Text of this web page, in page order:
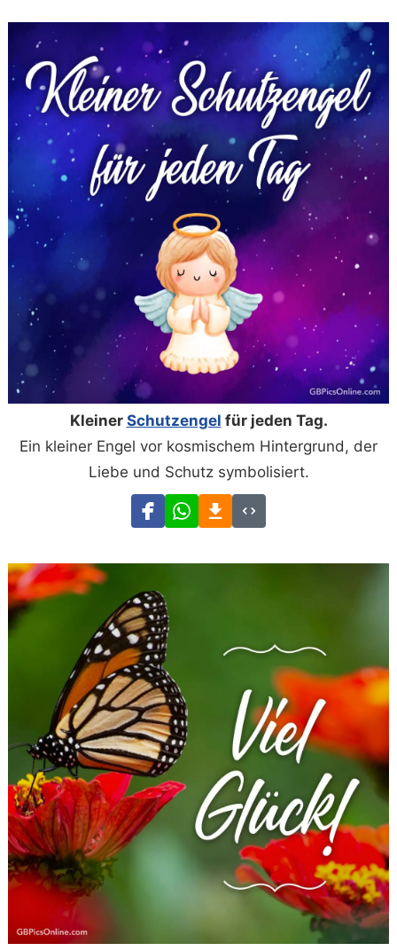
Kleiner Schutzengel für jeden Tag.
Ein kleiner Engel vor kosmischem Hintergrund, der
Liebe und Schutz symbolisiert.